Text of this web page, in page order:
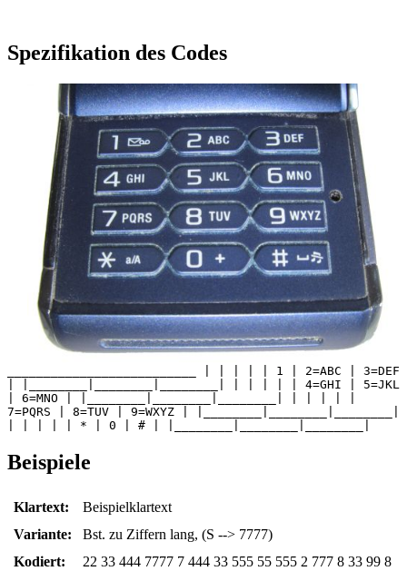
Spezifikation des Codes
__________________________ | | | | | 1 | 2=ABC | 3=DEF
| |________|________|________| | | | | | 4=GHI | 5=JKL
| 6=MNO | |________|________|________| | | | | |
7=PQRS | 8=TUV | 9=WXYZ | |________|________|________|
| | | | | * | 0 | # | |________|________|________|
Beispiele
Klartext:
Beispielklartext
Variante:
Bst. zu Ziffern lang, (S --> 7777)
Kodiert:
22 33 444 7777 7 444 33 555 55 555 2 777 8 33 99 8